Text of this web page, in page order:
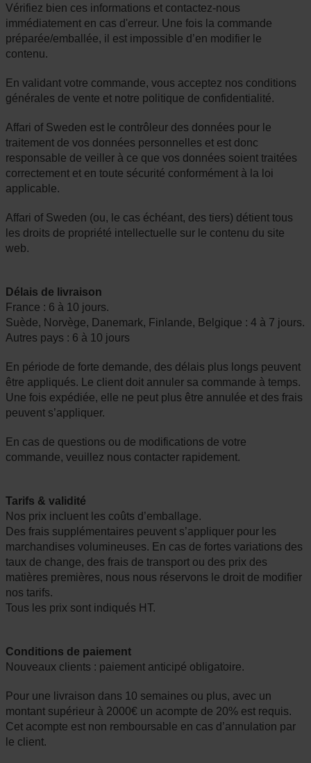
Vérifiez bien ces informations et contactez-nous
immédiatement en cas d'erreur. Une fois la commande
préparée/emballée, il est impossible d’en modifier le
contenu.
En validant votre commande, vous acceptez nos conditions
générales de vente et notre politique de confidentialité.
Affari of Sweden est le contrôleur des données pour le
traitement de vos données personnelles et est donc
responsable de veiller à ce que vos données soient traitées
correctement et en toute sécurité conformément à la loi
applicable.
Affari of Sweden (ou, le cas échéant, des tiers) détient tous
les droits de propriété intellectuelle sur le contenu du site
web.
Délais de livraison
France : 6 à 10 jours.
Suède, Norvège, Danemark, Finlande, Belgique : 4 à 7 jours.
Autres pays : 6 à 10 jours
En période de forte demande, des délais plus longs peuvent
être appliqués. Le client doit annuler sa commande à temps.
Une fois expédiée, elle ne peut plus être annulée et des frais
peuvent s’appliquer.
En cas de questions ou de modifications de votre
commande, veuillez nous contacter rapidement.
Tarifs & validité
Nos prix incluent les coûts d’emballage.
Des frais supplémentaires peuvent s’appliquer pour les
marchandises volumineuses. En cas de fortes variations des
taux de change, des frais de transport ou des prix des
matières premières, nous nous réservons le droit de modifier
nos tarifs.
Tous les prix sont indiqués HT.
Conditions de paiement
Nouveaux clients : paiement anticipé obligatoire.
Pour une livraison dans 10 semaines ou plus, avec un
montant supérieur à 2000€ un acompte de 20% est requis.
Cet acompte est non remboursable en cas d’annulation par
le client.